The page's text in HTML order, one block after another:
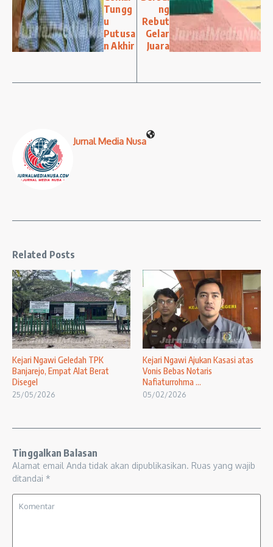
Tungg
u
Putusa
n Akhir
ng
Rebut
Gelar
Juara
Jurnal Media Nusa
Related Posts
Kejari Ngawi Geledah TPK
Banjarejo, Empat Alat Berat
Disegel
25/05/2026
Kejari Ngawi Ajukan Kasasi atas
Vonis Bebas Notaris
Nafiaturrohma ...
05/02/2026
Tinggalkan Balasan
Alamat email Anda tidak akan dipublikasikan. Ruas yang wajib
ditandai *